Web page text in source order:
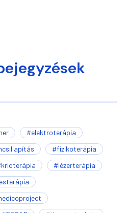
#elektroterápia
#fizikoterápia
#lézerterápia